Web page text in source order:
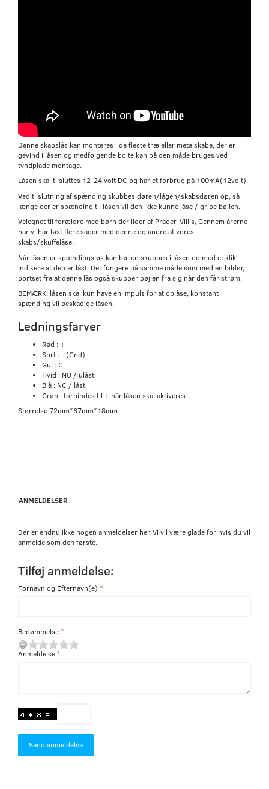
Denne skabslås kan monteres i de fleste træ eller metalskabe, der er
gevind i låsen og medfølgende bolte kan på den måde bruges ved
tyndplade montage.
Låsen skal tilsluttes 12-24 volt DC og har et forbrug på 100mA(12volt).
Ved tilslutning af spænding skubbes døren/lågen/skabsdøren op, så
længe der er spænding til låsen vil den ikke kunne låse / gribe bøjlen.
Velegnet til forældre med børn der lider af Prader-Villis, Gennem årerne
har vi har løst flere sager med denne og andre af vores
skabs/skuffelåse.
Når låsen er spændingsløs kan bøjlen skubbes i låsen og med et klik
indikere at den er låst. Det fungere på samme måde som med en bildør,
bortset fra at denne lås også skubber bøjlen fra sig når den får strøm.
BEMÆRK: låsen skal kun have en impuls for at oplåse, konstant
spænding vil beskadige låsen.
Ledningsfarver
Rød : +
Sort : - (Gnd)
Gul : C
Hvid : NO / ulåst
Blå : NC / låst
Grøn : forbindes til + når låsen skal aktiveres.
Størrelse 72mm*67mm*18mm
ANMELDELSER
Der er endnu ikke nogen anmeldelser her. Vi vil være glade for hvis du vil
anmelde som den første.
Tilføj anmeldelse:
Fornavn og Efternavn(e)
Bedømmelse
Anmeldelse
Send anmeldelse